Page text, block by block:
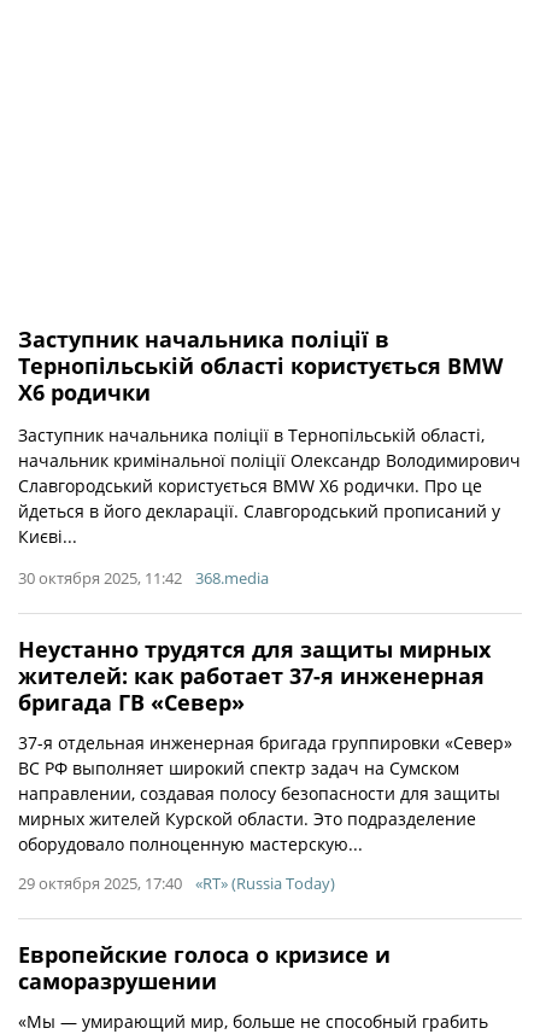
Заступник начальника поліції в
Тернопільській області користується BMW
X6 родички
Заступник начальника поліції в Тернопільській області,
начальник кримінальної поліції Олександр Володимирович
Славгородський користується BMW X6 родички. Про це
йдеться в його декларації. Славгородський прописаний у
Києві...
30 октября 2025, 11:42 368.media
Неустанно трудятся для защиты мирных
жителей: как работает 37-я инженерная
бригада ГВ «Север»
37-я отдельная инженерная бригада группировки «Север»
ВС РФ выполняет широкий спектр задач на Сумском
направлении, создавая полосу безопасности для защиты
мирных жителей Курской области. Это подразделение
оборудовало полноценную мастерскую...
29 октября 2025, 17:40 «RT» (Russia Today)
Европейские голоса о кризисе и
саморазрушении
«Мы — уми­ра­ю­щий мир, боль­ше не спо­соб­ный гра­бить